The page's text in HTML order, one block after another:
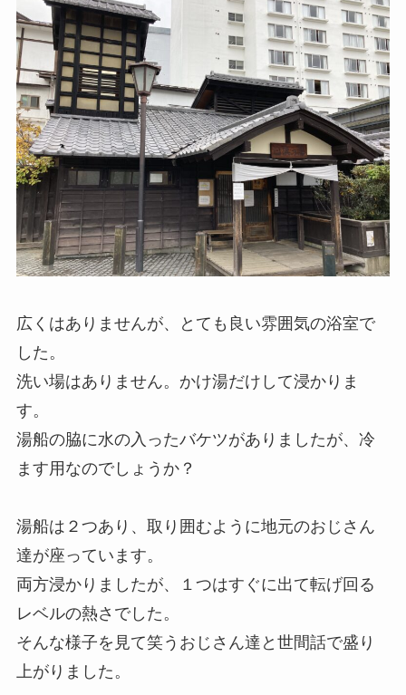
広くはありませんが、とても良い雰囲気の浴室で
した。
洗い場はありません。かけ湯だけして浸かりま
す。
湯船の脇に水の入ったバケツがありましたが、冷
ます用なのでしょうか？
湯船は２つあり、取り囲むように地元のおじさん
達が座っています。
両方浸かりましたが、１つはすぐに出て転げ回る
レベルの熱さでした。
そんな様子を見て笑うおじさん達と世間話で盛り
上がりました。